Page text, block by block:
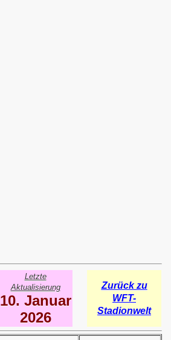
Letzte
Aktualisierung
10. Januar
2026
Zurück zu
WFT-
Stadionwelt